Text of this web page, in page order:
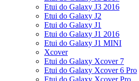
Etui do Galaxy J3 2016
Etui do Galaxy J2
Etui do Galaxy J1
Etui do Galaxy J1 2016
Etui do Galaxy J1 MINI
Xcover
Etui do Galaxy Xcover 7
Etui do Galaxy Xcover 6 Pro
Etui do Galaxy Xcover Pro